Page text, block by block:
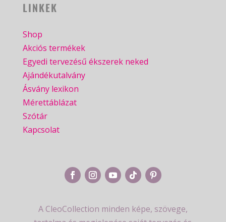
LINKEK
Shop
Akciós termékek
Egyedi tervezésű ékszerek neked
Ajándékutalvány
Ásvány lexikon
Mérettáblázat
Szótár
Kapcsolat
A CleoCollection minden képe, szövege,